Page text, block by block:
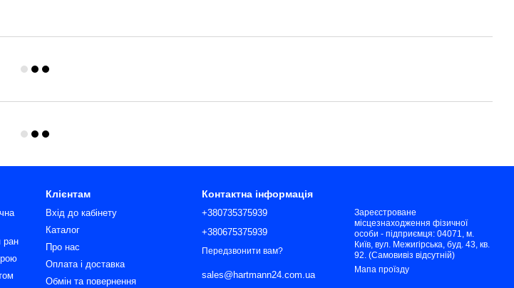
ран
Клієнтам
Вхід до кабінету
Каталог
Про нас
Оплата і доставка
Обмін та повернення
Контактна інформація
+380735375939
+380675375939
Передзвонити вам?
sales@hartmann24.com.ua
Зареєстроване
місцезнаходження фізичної
особи - підприємця: 04071, м.
Київ, вул. Межигірська, буд. 43, кв.
92. (Самовивіз відсутній)
Мапа проїзду